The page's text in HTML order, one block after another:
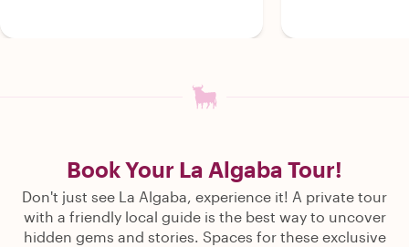
Book Your La Algaba Tour!
Don't just see La Algaba, experience it! A private tour
with a friendly local guide is the best way to uncover
hidden gems and stories. Spaces for these exclusive